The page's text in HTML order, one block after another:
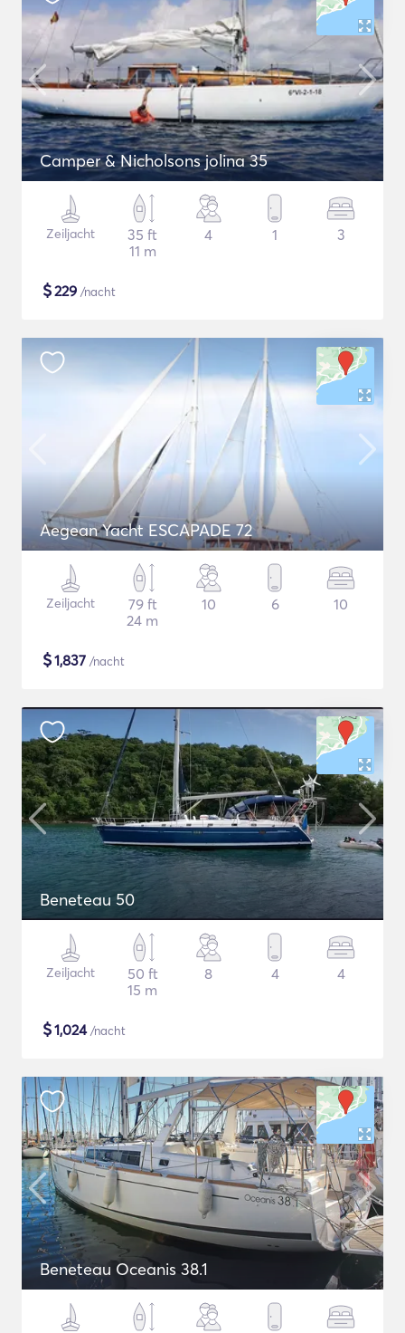
Camper & Nicholsons jolina 35
Zeiljacht
35 ft
11 m
4 1 3
$229 /nacht
Aegean Yacht ESCAPADE 72
Zeiljacht
79 ft
24 m
10 6 10
$1,837 /nacht
Beneteau 50
Zeiljacht
50 ft
15 m
8 4 4
$1,024/nacht
Beneteau Oceanis 38.1